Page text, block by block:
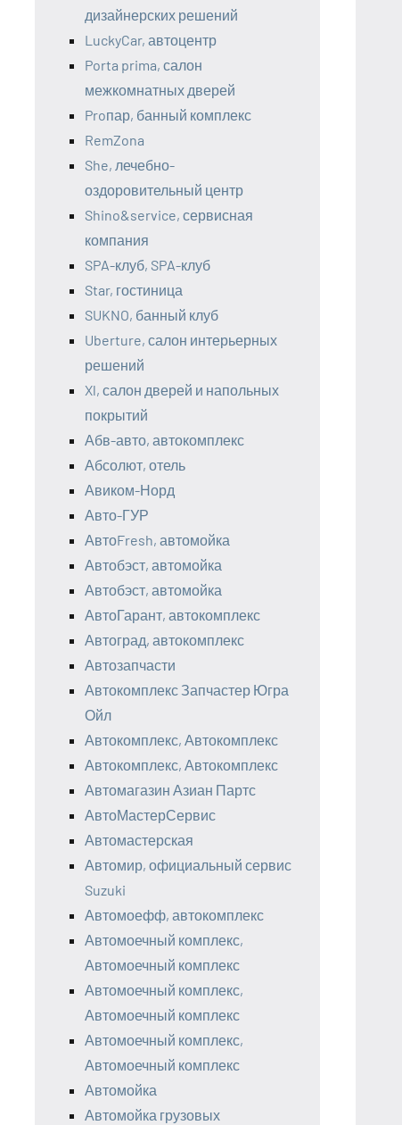
дизайнерских решений
LuckyCar, автоцентр
Porta prima, салон
межкомнатных дверей
Proпар, банный комплекс
RemZona
She, лечебно-
оздоровительный центр
Shino&service, сервисная
компания
SPA-клуб, SPA-клуб
Star, гостиница
SUKNO, банный клуб
Uberture, салон интерьерных
решений
Xl, салон дверей и напольных
покрытий
Абв-авто, автокомплекс
Абсолют, отель
Авиком-Норд
Авто-ГУР
АвтоFresh, автомойка
Автобэст, автомойка
Автобэст, автомойка
АвтоГарант, автокомплекс
Автоград, автокомплекс
Автозапчасти
Автокомплекс Запчастер Югра
Ойл
Автокомплекс, Автокомплекс
Автокомплекс, Автокомплекс
Автомагазин Азиан Партс
АвтоМастерСервис
Автомастерская
Автомир, официальный сервис
Suzuki
Автомоефф, автокомплекс
Автомоечный комплекс,
Автомоечный комплекс
Автомоечный комплекс,
Автомоечный комплекс
Автомоечный комплекс,
Автомоечный комплекс
Автомойка
Автомойка грузовых